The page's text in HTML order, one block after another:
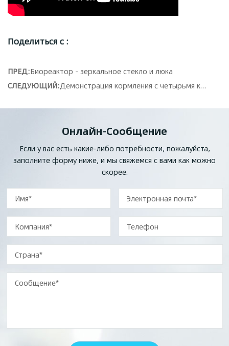
Поделиться с :
ПРЕД:Биореактор - зеркальное стекло и люка
СЛЕДУЮЩИЙ:
Демонстрация кормления с четырьмя клапанами
Онлайн-Сообщение
Если у вас есть какие-либо потребности, пожалуйста,
заполните форму ниже, и мы свяжемся с вами как можно
скорее.